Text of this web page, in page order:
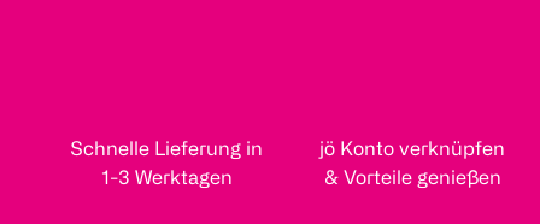
Schnelle Lieferung in
1-3 Werktagen
jö Konto verknüpfen
& Vorteile genießen